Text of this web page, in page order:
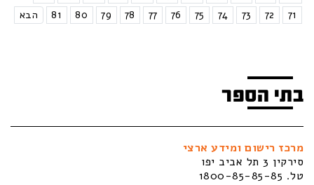
71
72
73
74
75
76
77
78
79
80
81 הבא
בתי הספר
מרכז רישום ומידע ארצי
סירקין 3 תל אביב יפו
טל. 1800-85-85-85